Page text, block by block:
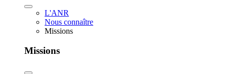
L'ANR
Nous connaître
Missions
Missions